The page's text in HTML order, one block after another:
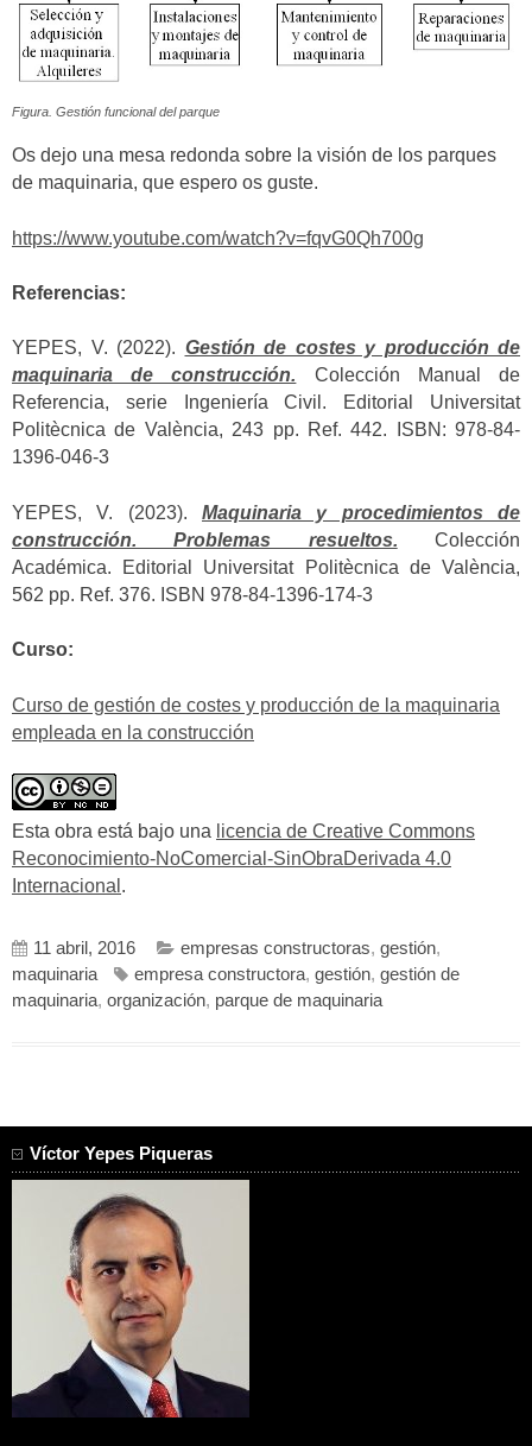
Figura. Gestión funcional del parque
Os dejo una mesa redonda sobre la visión de los parques
de maquinaria, que espero os guste.
https://www.youtube.com/watch?v=fqvG0Qh700g
Referencias:
YEPES, V. (2022). Gestión de costes y producción de
maquinaria de construcción. Colección Manual de
Referencia, serie Ingeniería Civil. Editorial Universitat
Politècnica de València, 243 pp. Ref. 442. ISBN: 978-84-
1396-046-3
YEPES, V. (2023). Maquinaria y procedimientos de
construcción. Problemas resueltos. Colección
Académica. Editorial Universitat Politècnica de València,
562 pp. Ref. 376. ISBN 978-84-1396-174-3
Curso:
Curso de gestión de costes y producción de la maquinaria
empleada en la construcción
Esta obra está bajo una licencia de Creative Commons
Reconocimiento-NoComercial-SinObraDerivada 4.0
Internacional .
11 abril, 2016 empresas constructoras, gestión,
maquinaria
empresa constructora, gestión, gestión de
maquinaria, organización, parque de maquinaria
Víctor Yepes Piqueras